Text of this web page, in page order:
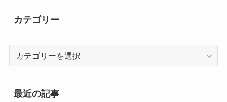
カテゴリー
リ
最近の記事